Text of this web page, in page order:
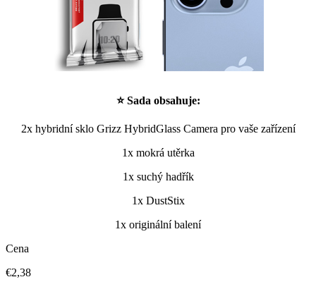
⭐ Sada obsahuje:
2x hybridní sklo Grizz HybridGlass Camera pro vaše zařízení
1x mokrá utěrka
1x suchý hadřík
1x DustStix
1x originální balení
Cena
€2,38